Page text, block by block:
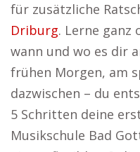
für zusätzliche
Driburg. Lerne ganz
wann und wo es dir
frühen Morgen, am
dazwischen – du
5 Schritten deine
Musikschule Bad